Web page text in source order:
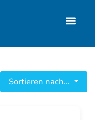
Sortieren nach...